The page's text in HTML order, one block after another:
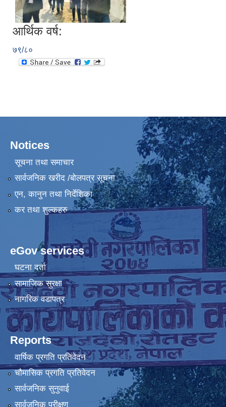
आर्थिक वर्ष:
७९/८०
Notices
सूचना तथा समाचार
सार्वजनिक खरीद /बोलपत्र सूचना
एन, कानुन तथा निर्देशिका
कर तथा शुल्कहरु
eGov services
घटना दर्ता
सामाजिक सुरक्षा
नागरिक वडापत्र
Reports
वार्षिक प्रगति प्रतिवेदन
चौमासिक प्रगति प्रतिवेदन
सार्वजनिक सुनुवाई
सार्वजनिक परीक्षण